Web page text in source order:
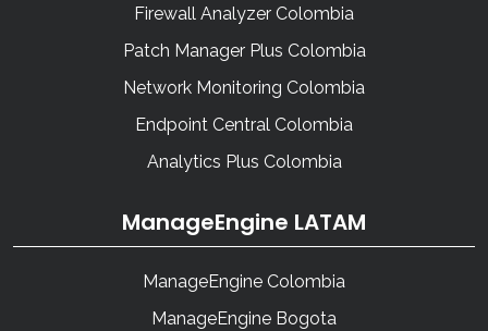
Firewall Analyzer Colombia
Patch Manager Plus Colombia
Network Monitoring Colombia
Endpoint Central Colombia
Analytics Plus Colombia
ManageEngine LATAM
ManageEngine Colombia
ManageEngine Bogota